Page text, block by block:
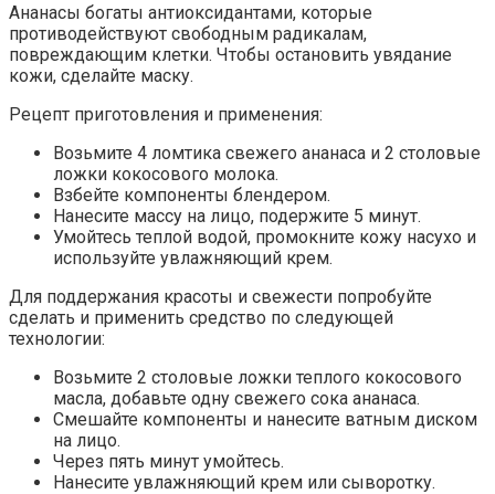
Ананасы богаты антиоксидантами, которые
противодействуют свободным радикалам,
повреждающим клетки. Чтобы остановить увядание
кожи, сделайте маску.
Рецепт приготовления и применения:
Возьмите 4 ломтика свежего ананаса и 2 столовые
ложки кокосового молока.
Взбейте компоненты блендером.
Нанесите массу на лицо, подержите 5 минут.
Умойтесь теплой водой, промокните кожу насухо и
используйте увлажняющий крем.
Для поддержания красоты и свежести попробуйте
сделать и применить средство по следующей
технологии:
Возьмите 2 столовые ложки теплого кокосового
масла, добавьте одну свежего сока ананаса.
Смешайте компоненты и нанесите ватным диском
на лицо.
Через пять минут умойтесь.
Нанесите увлажняющий крем или сыворотку.